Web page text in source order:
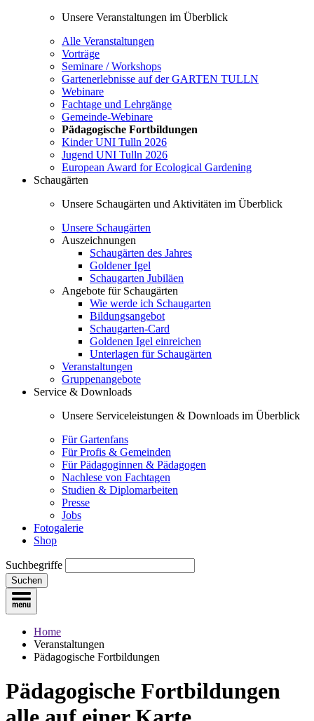
Unsere Veranstaltungen im Überblick
Alle Veranstaltungen
Vorträge
Seminare / Workshops
Gartenerlebnisse auf der GARTEN TULLN
Webinare
Fachtage und Lehrgänge
Gemeinde-Webinare
Pädagogische Fortbildungen
Kinder UNI Tulln 2026
Jugend UNI Tulln 2026
European Award for Ecological Gardening
Schaugärten
Unsere Schaugärten und Aktivitäten im Überblick
Unsere Schaugärten
Auszeichnungen
Schaugärten des Jahres
Goldener Igel
Schaugarten Jubiläen
Angebote für Schaugärten
Wie werde ich Schaugarten
Bildungsangebot
Schaugarten-Card
Goldenen Igel einreichen
Unterlagen für Schaugärten
Veranstaltungen
Gruppenangebote
Service & Downloads
Unsere Serviceleistungen & Downloads im Überblick
Für Gartenfans
Für Profis & Gemeinden
Für Pädagoginnen & Pädagogen
Nachlese von Fachtagen
Studien & Diplomarbeiten
Presse
Jobs
Fotogalerie
Shop
Suchbegriffe
Suchen
Home
Veranstaltungen
Pädagogische Fortbildungen
Pädagogische Fortbildungen